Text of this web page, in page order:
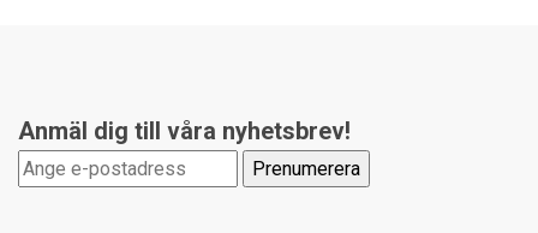
Anmäl dig till våra nyhetsbrev!